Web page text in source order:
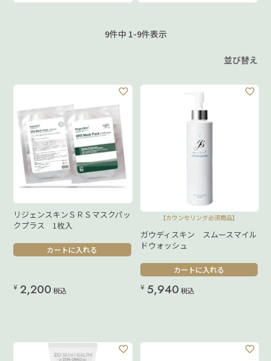
並び替え
9件中 1-9件表示
リジェンスキンＳＲＳマスクパッ
クプラス 1枚入
カートに入れる
¥ 2,200 税込
【カウンセリング必須商品】
ガウディスキン スムースマイル
ドウォッシュ
カートに入れる
¥ 5,940 税込